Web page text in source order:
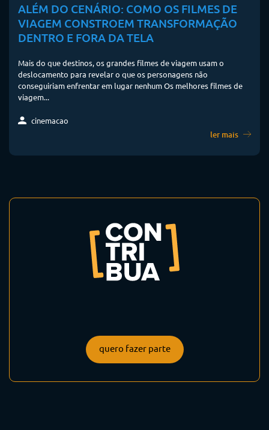
ALÉM DO CENÁRIO: COMO OS FILMES DE
VIAGEM CONSTROEM TRANSFORMAÇÃO
DENTRO E FORA DA TELA
Mais do que destinos, os grandes filmes de viagem usam o
deslocamento para revelar o que os personagens não
conseguiriam enfrentar em lugar nenhum Os melhores filmes de
viagem...
cinemacao
ler mais
quero fazer parte